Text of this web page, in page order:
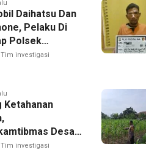
Daihatsu Dan
Pelaku Di
Polsek
Raja
Tim investigasi
Ketahanan
Desa
Pantau
Tim investigasi